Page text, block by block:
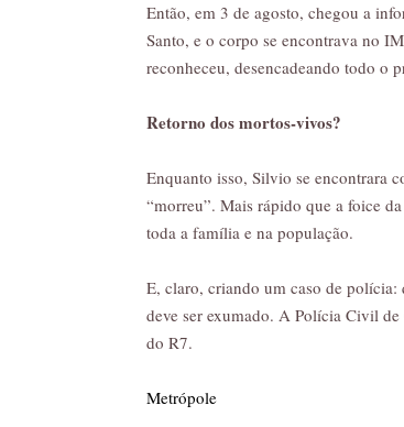
Então, em 3 de agosto, chegou a
Santo, e o corpo se encontrava no
reconheceu, desencadeando todo o
Retorno dos mortos-vivos?
Enquanto isso, Silvio se encontrara
“morreu”. Mais rápido que a foice
toda a família e na população.
E, claro, criando um caso de
deve ser exumado. A Polícia Civil
do R7.
Metrópole